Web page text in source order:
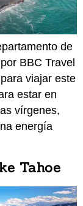
de
BBC Travel
viajar este
estar en
vírgenes,
energía
Tahoe